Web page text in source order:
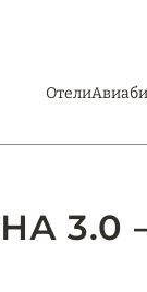
Отели
3.0